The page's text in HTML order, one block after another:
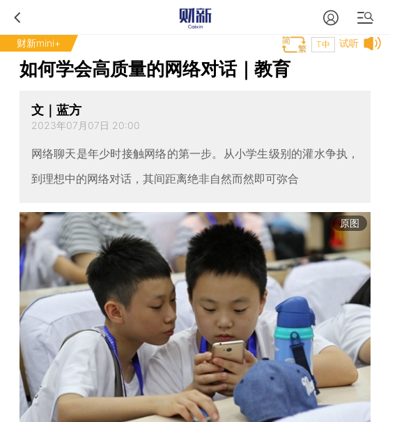
财新mini+ 试听
T中
如何学会高质量的网络对话｜教育
文｜蓝方
2023年07月07日 20:00
网络聊天是年少时接触网络的第一步。从小学生级别的灌水争执，
到理想中的网络对话，其间距离绝非自然而然即可弥合
原图